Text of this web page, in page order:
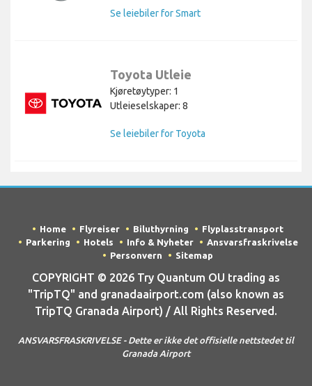
Se leiebiler for Smart
Toyota Utleie
Kjøretøytyper: 1
Utleieselskaper: 8
Se leiebiler for Toyota
Home Flyreiser Biluthyrning
Flyplasstransport
Parkering
Hotels Info & Nyheter
Ansvarsfraskrivelse
Personvern
Sitemap
COPYRIGHT © 2026 Try Quantum OU trading as
"TripTQ" and granadaairport.com (also known as
TripTQ Granada Airport) / All Rights Reserved.
ANSVARSFRASKRIVELSE - Dette er ikke det offisielle nettstedet til
Granada Airport